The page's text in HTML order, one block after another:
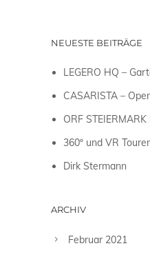
NEUESTE BEITRÄGE
LEGERO HQ –
CASARISTA –
ORF
360º und VR
Dirk Stermann
ARCHIV
Februar 2021